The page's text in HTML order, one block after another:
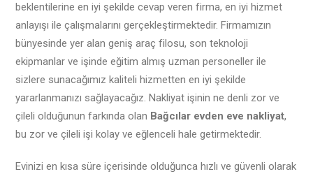
beklentilerine en iyi şekilde cevap veren firma, en iyi hizmet
anlayışı ile çalışmalarını gerçekleştirmektedir. Firmamızın
bünyesinde yer alan geniş araç filosu, son teknoloji
ekipmanlar ve işinde eğitim almış uzman personeller ile
sizlere sunacağımız kaliteli hizmetten en iyi şekilde
yararlanmanızı sağlayacağız. Nakliyat işinin ne denli zor ve
çileli olduğunun farkında olan Bağcılar evden eve nakliyat,
bu zor ve çileli işi kolay ve eğlenceli hale getirmektedir.
Evinizi en kısa süre içerisinde olduğunca hızlı ve güvenli olarak